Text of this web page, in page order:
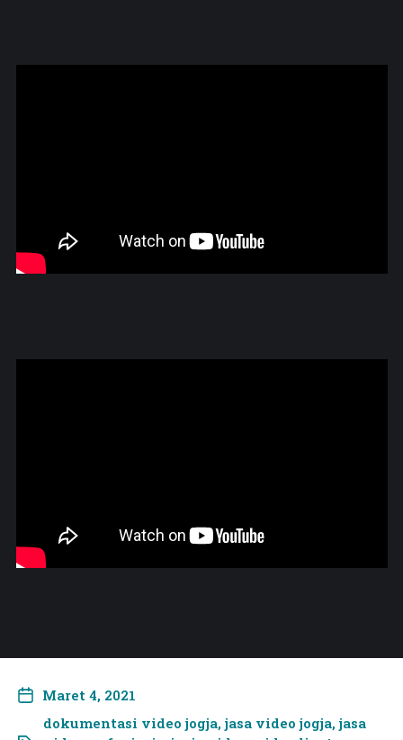
Maret 4, 2021
dokumentasi video jogja, jasa video jogja, jasa